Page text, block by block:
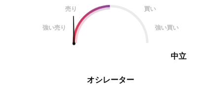
オシレーター
売り
買い
強い売り 強い買い
中立